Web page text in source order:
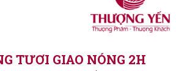
TƯƠI GIAO NÓNG 2H